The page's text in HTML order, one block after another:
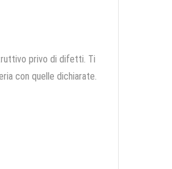
privo di difetti. Ti
con quelle dichiarate.